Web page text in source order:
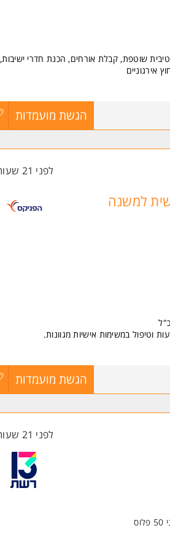
שוטפת, קבלת אורחים, הכנת חדרי ישיבות,
אירגוניים
אפשר גם ניסיון צבאי - חובההגשת מועמדות
לפני 21 שעות
למשנה
וטיפול במשימות אישיות מגוונות.
שוטפות.
עבודה דינאמית
הגשת מועמדות
לפני 21 שעות